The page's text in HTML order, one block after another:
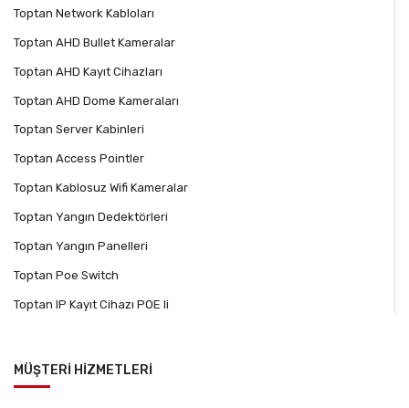
Toptan Network Kabloları
Toptan AHD Bullet Kameralar
Toptan AHD Kayıt Cihazları
Toptan AHD Dome Kameraları
Toptan Server Kabinleri
Toptan Access Pointler
Toptan Kablosuz Wifi Kameralar
Toptan Yangın Dedektörleri
Toptan Yangın Panelleri
Toptan Poe Switch
Toptan IP Kayıt Cihazı POE li
MÜŞTERİ HİZMETLERİ